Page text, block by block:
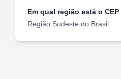
Em qual região está o CEP
Região Sudeste do Brasil.